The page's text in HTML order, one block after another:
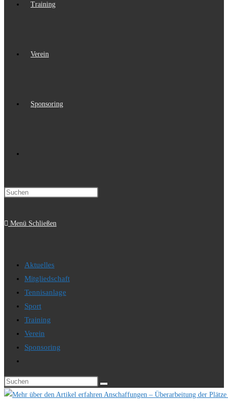
Training
Verein
Sponsoring
Menü Schließen
Aktuelles
Mitgliedschaft
Tennisanlage
Sport
Training
Verein
Sponsoring
umschalten
Diese
Website